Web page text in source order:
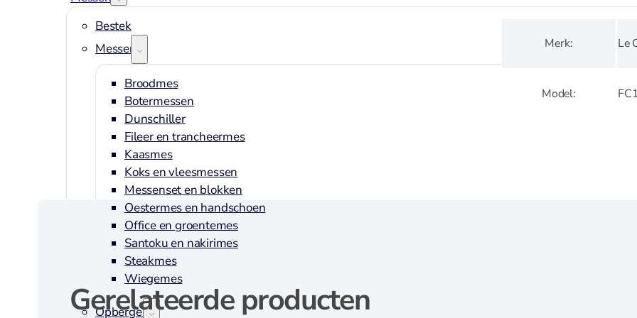
Bestek
Messen
Broodmes
Botermessen
Dunschiller
Fileer en trancheermes
Kaasmes
Koks en vleesmessen
Messenset en blokken
Oestermes en handschoen
Office en groentemes
Santoku en nakirimes
Steakmes
Wiegemes
Opbergen
Merk Le
Model
Gerelateerde producten